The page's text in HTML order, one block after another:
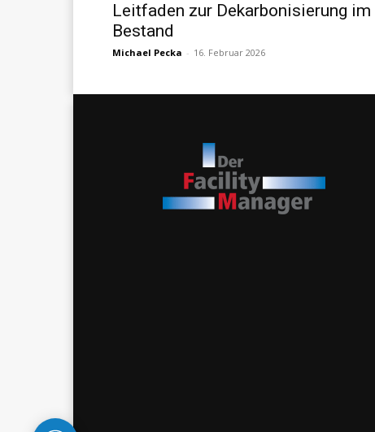
Leitfaden zur Dekarbonisierung im
Bestand
Michael Pecka - 16. Februar 2026